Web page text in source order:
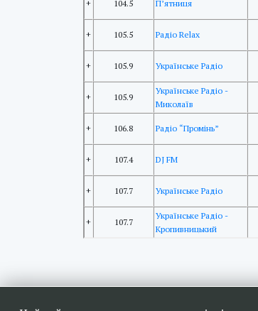
+ 104.5 П’ятниця
+ 105.5 Радіо Relax
+ 105.9 Українське Радіо
+ 105.9
Українське Радіо -
Миколаїв
+ 106.8 Радіо “Промінь”
+ 107.4 DJ FM
+ 107.7 Українське Радіо
+ 107.7
Українське Радіо -
Кропивницький